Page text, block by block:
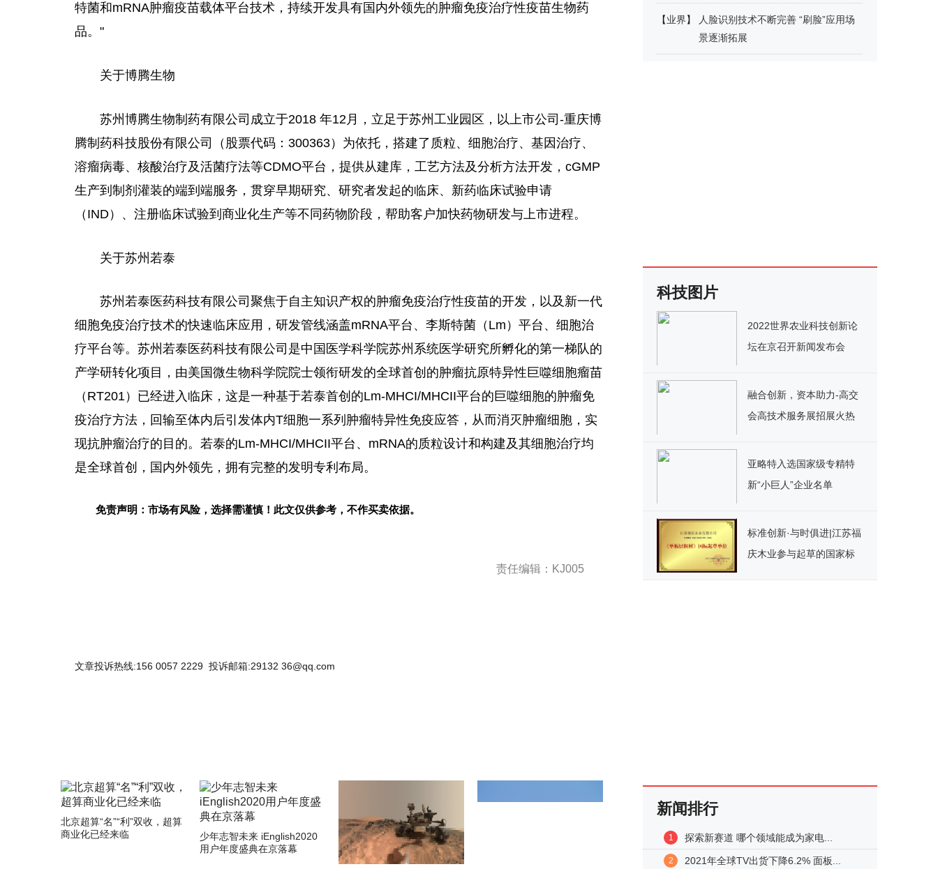
特菌和mRNA肿瘤疫苗载体平台技术，持续开发具有国内外领先的肿瘤免疫治疗性疫苗生物药
品。"
关于博腾生物
苏州博腾生物制药有限公司成立于2018 年12月，立足于苏州工业园区，以上市公司-重庆博
腾制药科技股份有限公司（股票代码：300363）为依托，搭建了质粒、细胞治疗、基因治疗、
溶瘤病毒、核酸治疗及活菌疗法等CDMO平台，提供从建库，工艺方法及分析方法开发，cGMP
生产到制剂灌装的端到端服务，贯穿早期研究、研究者发起的临床、新药临床试验申请
（IND）、注册临床试验到商业化生产等不同药物阶段，帮助客户加快药物研发与上市进程。
关于苏州若泰
苏州若泰医药科技有限公司聚焦于自主知识产权的肿瘤免疫治疗性疫苗的开发，以及新一代
细胞免疫治疗技术的快速临床应用，研发管线涵盖mRNA平台、李斯特菌（Lm）平台、细胞治
疗平台等。苏州若泰医药科技有限公司是中国医学科学院苏州系统医学研究所孵化的第一梯队的
产学研转化项目，由美国微生物科学院院士领衔研发的全球首创的肿瘤抗原特异性巨噬细胞瘤苗
（RT201）已经进入临床，这是一种基于若泰首创的Lm-MHCI/MHCII平台的巨噬细胞的肿瘤免
疫治疗方法，回输至体内后引发体内T细胞一系列肿瘤特异性免疫应答，从而消灭肿瘤细胞，实
现抗肿瘤治疗的目的。若泰的Lm-MHCI/MHCII平台、mRNA的质粒设计和构建及其细胞治疗均
是全球首创，国内外领先，拥有完整的发明专利布局。
免责声明：市场有风险，选择需谨慎！此文仅供参考，不作买卖依据。
责任编辑：KJ005
文章投诉热线:156 0057 2229 投诉邮箱:29132 36@qq.com
北京超算“名”“利”双收，超算
商业化已经来临
少年志智未来 iEnglish2020
用户年度盛典在京落幕
【业界】
人脸识别技术不断完善 “刷脸”应用场
景逐渐拓展
科技图片
2022世界农业科技创新论
坛在京召开新闻发布会
融合创新，资本助力-高交
会高技术服务展招展火热
亚略特入选国家级专精特
新“小巨人”企业名单
标准创新·与时俱进|江苏福
庆木业参与起草的国家标
新闻排行
1 探索新赛道 哪个领域能成为家电...
2 2021年全球TV出货下降6.2% 面板...